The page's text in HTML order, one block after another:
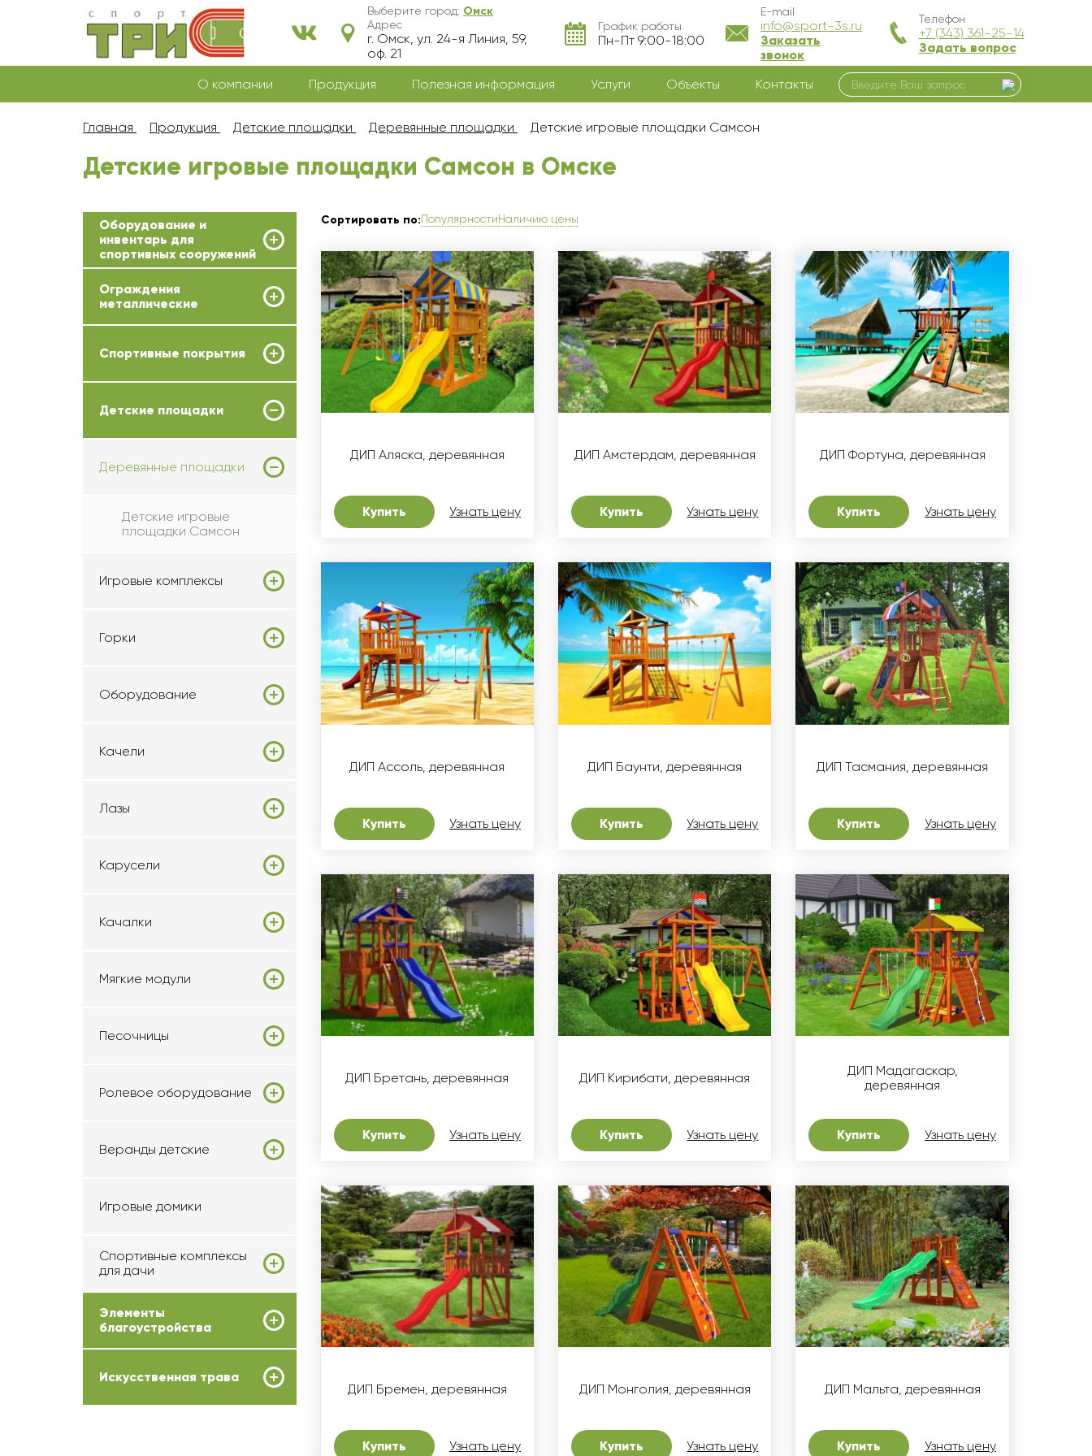
Выберите город: Омск
Адрес
г. Омск, ул. 24-я Линия, 59,
оф. 21
График работы
Пн-Пт 9:00-18:00
E-mail
info@sport-3s.ru
Заказать
звонок
Телефон
+7 (343) 361-25-14
Задать вопрос
О компании Продукция Полезная информация Услуги Объекты Контакты
Главная Продукция Детские площадки Деревянные площадки Детские игровые площадки Самсон
Детские игровые площадки Самсон в Омскe
Оборудование и
инвентарь для
спортивных сооружений
Ограждения
металлические
Спортивные покрытия
Детские площадки
Деревянные площадки
Детские игровые
площадки Самсон
Игровые комплексы
Горки
Оборудование
Качели
Лазы
Карусели
Качалки
Мягкие модули
Песочницы
Ролевое оборудование
Веранды детские
Игровые домики
Спортивные комплексы
для дачи
Элементы
благоустройства
Искусственная трава
Сортировать по:ПопулярностиНаличию цены
ДИП Аляска, деревянная
Купить Узнать цену
ДИП Амстердам, деревянная
Купить Узнать цену
ДИП Фортуна, деревянная
Купить Узнать цену
ДИП Ассоль, деревянная
Купить Узнать цену
ДИП Баунти, деревянная
Купить Узнать цену
ДИП Тасмания, деревянная
Купить Узнать цену
ДИП Бретань, деревянная
Купить Узнать цену
ДИП Кирибати, деревянная
Купить Узнать цену
ДИП Мадагаскар,
деревянная
Купить Узнать цену
ДИП Бремен, деревянная
Купить Узнать цену
ДИП Монголия, деревянная
Купить Узнать цену
ДИП Мальта, деревянная
Купить Узнать цену